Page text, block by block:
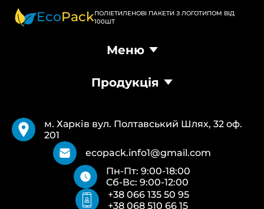
EcoPackПОЛІЕТИЛЕНОВІ ПАКЕТИ З ЛОГОТИПОМ ВІД
100ШТ
Меню
Продукція
Pantone
Повернення та обмін
Про нас
Політика конфіденційності
Продукція
Кур’єрські пакети
Паперові пакети Бурі
Пакети Zip-Lock (Слайдер) з логотипом
Пакети банан ПВХ
Скотч з логотипом
Пакувальні пакети ПВТ, ПНТ
Еко сумки об’ємні
м. Харків вул. Полтавський Шлях, 32 оф.
201
ecopack.info1@gmail.com
Пн-Пт: 9:00-18:00
Сб-Вс: 9:00-12:00
+38 066 135 50 95
+38 068 510 66 15